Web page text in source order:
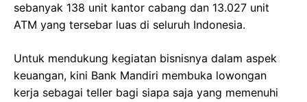
sebanyak 138 unit kantor cabang dan 13.027 unit
ATM yang tersebar luas di seluruh Indonesia.
Untuk mendukung kegiatan bisnisnya dalam aspek
keuangan, kini Bank Mandiri membuka lowongan
kerja sebagai teller bagi siapa saja yang memenuhi